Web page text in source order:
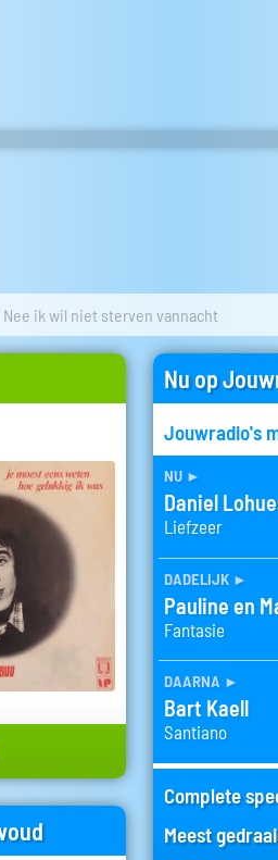
Nee ik wil niet sterven vannacht
Nu op
Jouwradio's
nu ►
Daniel
Liefzeer
dadelijk ►
Pauline en
Fantasie
daarna ►
Bart Kaell
Santiano
Complete
Meest